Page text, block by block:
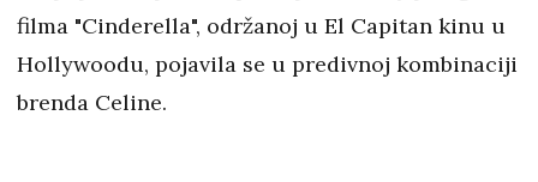
filma "Cinderella", održanoj u El Capitan kinu u
Hollywoodu, pojavila se u predivnoj kombinaciji
brenda Celine.